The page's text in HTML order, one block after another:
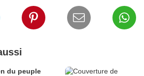
du peuple